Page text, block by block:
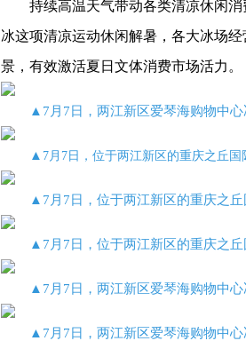
持续高温天气带动各类清凉休闲
冰这项清凉运动休闲解暑，各大冰场
景，有效激活夏日文体消费市场活力。
▲7月7日，两江新区爱琴海购物中
▲ 7月7日，位于两江新区的重庆之丘
▲7月7日，位于两江新区的重庆之
▲7月7日，位于两江新区的重庆之
▲7月7日，两江新区爱琴海购物中
▲7月7日，两江新区爱琴海购物中